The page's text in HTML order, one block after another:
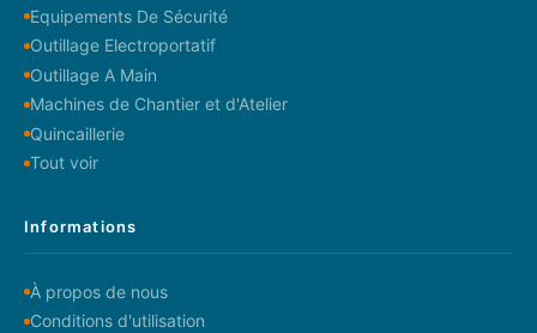
Equipements De Sécurité
Outillage Electroportatif
Outillage A Main
Machines de Chantier et d'Atelier
Quincaillerie
Tout voir
Informations
À propos de nous
Conditions d'utilisation